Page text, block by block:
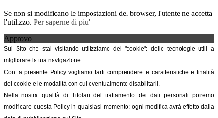
Se non si modificano le impostazioni del browser, l'utente ne accetta
l'utilizzo. Per saperne di piu'
Approvo
Sul Sito che stai visitando utilizziamo dei "cookie": delle tecnologie utili a
migliorare la tua navigazione.
Con la presente Policy vogliamo farti comprendere le caratteristiche e finalità
dei cookie e le modalità con cui eventualmente disabilitarli.
Nella nostra qualità di Titolari del trattamento dei dati personali potremo
modificare questa Policy in qualsiasi momento: ogni modifica avrà effetto dalla